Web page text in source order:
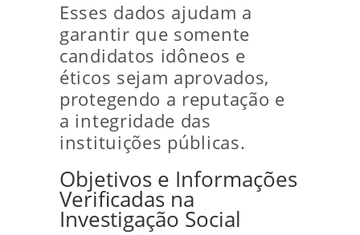
Esses dados ajudam a
garantir que somente
candidatos idôneos e
éticos sejam aprovados,
protegendo a reputação e
a integridade das
instituições públicas.
Objetivos e Informações
Verificadas na
Investigação Social